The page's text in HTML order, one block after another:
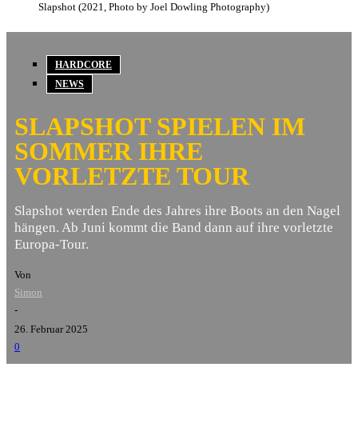
Slapshot (2021, Photo by Joel Dowling Photography)
HARDCORE
NEWS
SLAPSHOT SPIELEN IM
SOMMER IHRE
VORLETZTE TOUR
Slapshot werden Ende des Jahres ihre Boots an den Nagel
hängen. Ab Juni kommt die Band dann auf ihre vorletzte
Europa-Tour.
Von
Simon
-
26. Februar 2025
0